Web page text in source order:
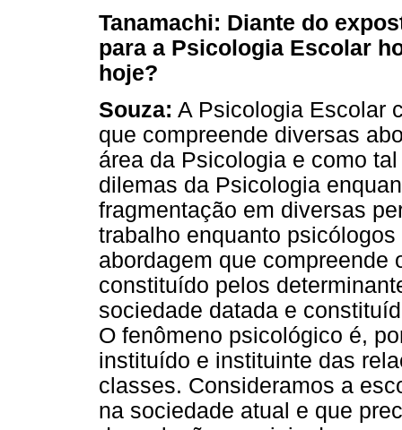
Tanamachi: Diante do
para a Psicologia Escolar
hoje?
Souza: A Psicologia Escolar
que compreende diversas
área da Psicologia e como
dilemas da Psicologia
fragmentação em diversas
trabalho enquanto
abordagem que compreende
constituído pelos
sociedade datada e
O fenômeno psicológico é,
instituído e instituinte das
classes. Consideramos a
na sociedade atual e que